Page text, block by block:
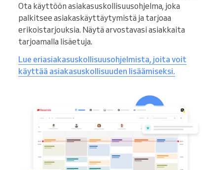
Ota käyttöön asiakasuskollisuusohjelma, joka
palkitsee asiakaskäyttäytymistä ja tarjoaa
erikoistarjouksia. Näytä arvostavasi asiakkaita
tarjoamalla lisäetuja.
Lue eriasiakasuskollisuusohjelmista, joita voit
käyttää asiakasuskollisuuden lisäämiseksi.